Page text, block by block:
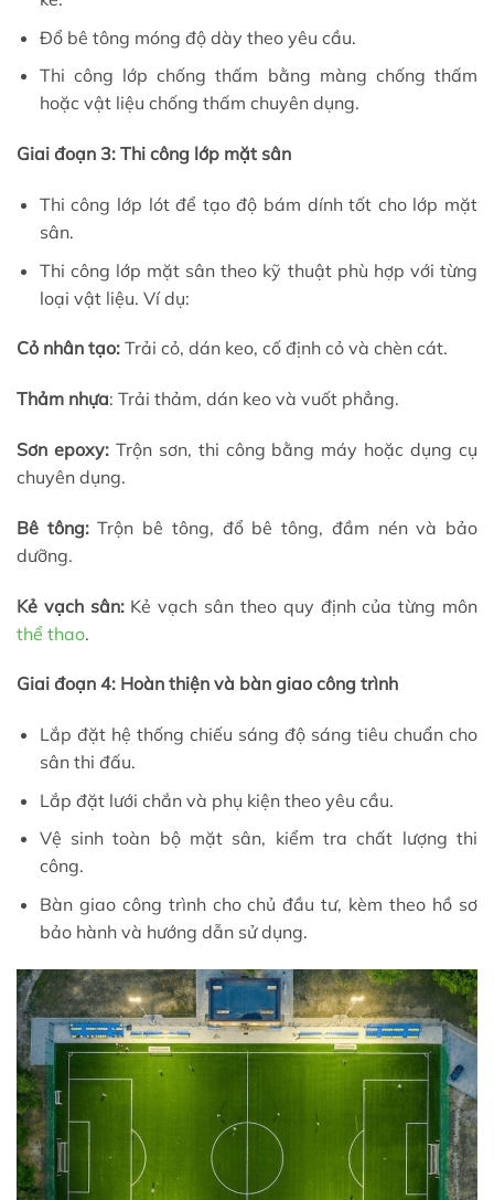
Đổ bê tông móng độ dày theo yêu cầu.
Thi công lớp chống thấm bằng màng chống thấm
hoặc vật liệu chống thấm chuyên dụng.
Giai đoạn 3: Thi công lớp mặt sân
Thi công lớp lót để tạo độ bám dính tốt cho lớp mặt
sân.
Thi công lớp mặt sân theo kỹ thuật phù hợp với từng
loại vật liệu. Ví dụ:
Cỏ nhân tạo: Trải cỏ, dán keo, cố định cỏ và chèn cát.
Thảm nhựa: Trải thảm, dán keo và vuốt phẳng.
Sơn epoxy:Trộn sơn, thi công bằng máy hoặc dụng cụ
chuyên dụng.
Bê tông:Trộn bê tông, đổ bê tông, đầm nén và bảo
dưỡng.
Kẻ vạch sân:Kẻ vạch sân theo quy định của từng môn
thể thao.
Giai đoạn 4: Hoàn thiện và bàn giao công trình
Lắp đặt hệ thống chiếu sáng độ sáng tiêu chuẩn cho
sân thi đấu.
Lắp đặt lưới chắn và phụ kiện theo yêu cầu.
Vệ sinh toàn bộ mặt sân, kiểm tra chất lượng thi
công.
Bàn giao công trình cho chủ đầu tư, kèm theo hồ sơ
bảo hành và hướng dẫn sử dụng.